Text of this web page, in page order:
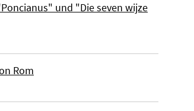
und "Die seven wijze
Rom